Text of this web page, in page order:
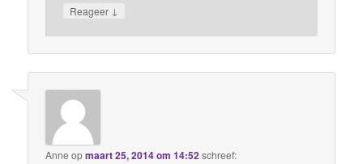
Reageer ↓
Anne opmaart 25, 2014 om 14:52schreef: